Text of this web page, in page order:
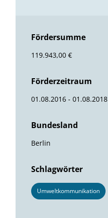
Fördersumme
119.943,00 €
Förderzeitraum
01.08.2016 - 01.08.2018
Bundesland
Berlin
Schlagwörter
Umweltkommunikation